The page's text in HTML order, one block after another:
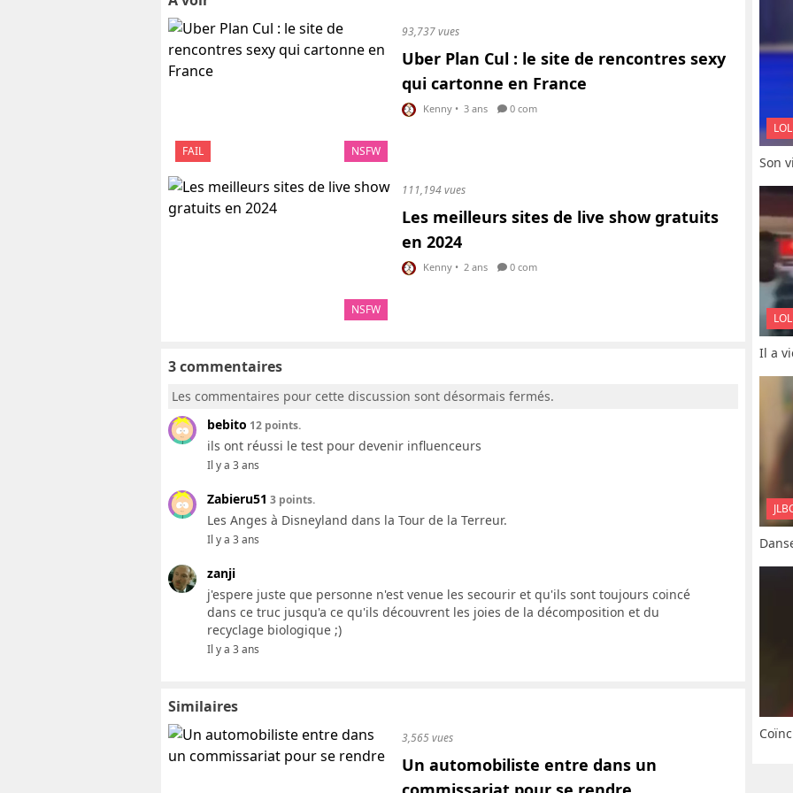
FAIL NSFW
93,737 vues
Uber Plan Cul : le site de rencontres sexy
qui cartonne en France
Kenny • 3 ans 0 com
NSFW
111,194 vues
Les meilleurs sites de live show gratuits
en 2024
Kenny • 2 ans 0 com
3 commentaires
Les commentaires pour cette discussion sont désormais fermés.
bebito 12 points.
ils ont réussi le test pour devenir influenceurs
Il y a 3 ans
Zabieru51 3 points.
Les Anges à Disneyland dans la Tour de la Terreur.
Il y a 3 ans
zanji
j'espere juste que personne n'est venue les secourir et qu'ils sont toujours coincé
dans ce truc jusqu'a ce qu'ils découvrent les joies de la décomposition et du
recyclage biologique ;)
Il y a 3 ans
Similaires
3,565 vues
Un automobiliste entre dans un
LOL
Son
LOL
Il a